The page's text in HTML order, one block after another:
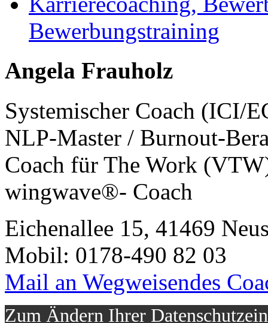
Bewerbungstraining
Angela Frauholz
Systemischer Coach (ICI/
NLP-Master / Burnout-
Coach für The Work
wingwave®- Coach
Eichenallee 15, 41469
Mobil: 0178-490 82 03
Mail an Wegweisendes
Zum Ändern Ihrer